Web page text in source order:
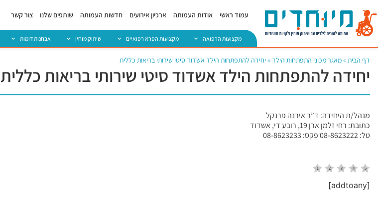
עמוד ראשי אודות העמותה ארכיון אירועים חדשות העמותה שותפים שלנו צור קשר
מקצועות הרפואה מקצועות הפרא רפואיים שיתוק מוחין אבחנות דומות
דף הבית »מאגר מכוני התפתחות הילד »יחידה להתפתחות הילד אשדוד סיטי שירותי בריאות כללית
יחידה להתפתחות הילד אשדוד סיטי שירותי בריאות כללית
מנהל/ת היחידה: ד”ר אירנה פרנקל
כתובת: רחי זלמן ארן 19, רובע די, אשדוד
טל: 08-8623222 פקס: 08-8623233
[addtoany]